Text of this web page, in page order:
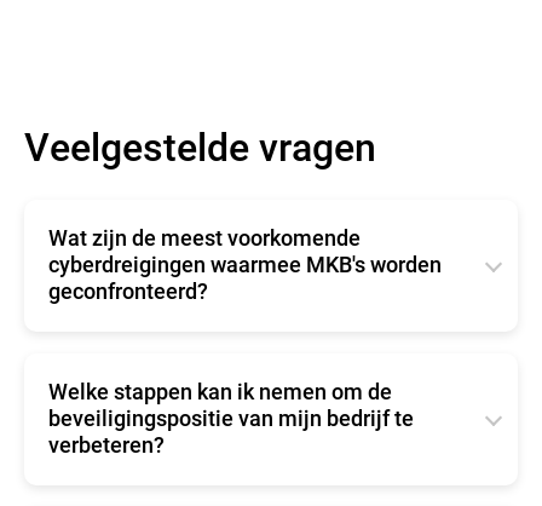
Veelgestelde vragen
Wat zijn de meest voorkomende
cyberdreigingen waarmee MKB's worden
geconfronteerd?
Phishing-aanvallen: misleidende e-mails of
Welke stappen kan ik nemen om de
beveiligingspositie van mijn bedrijf te
verbeteren?